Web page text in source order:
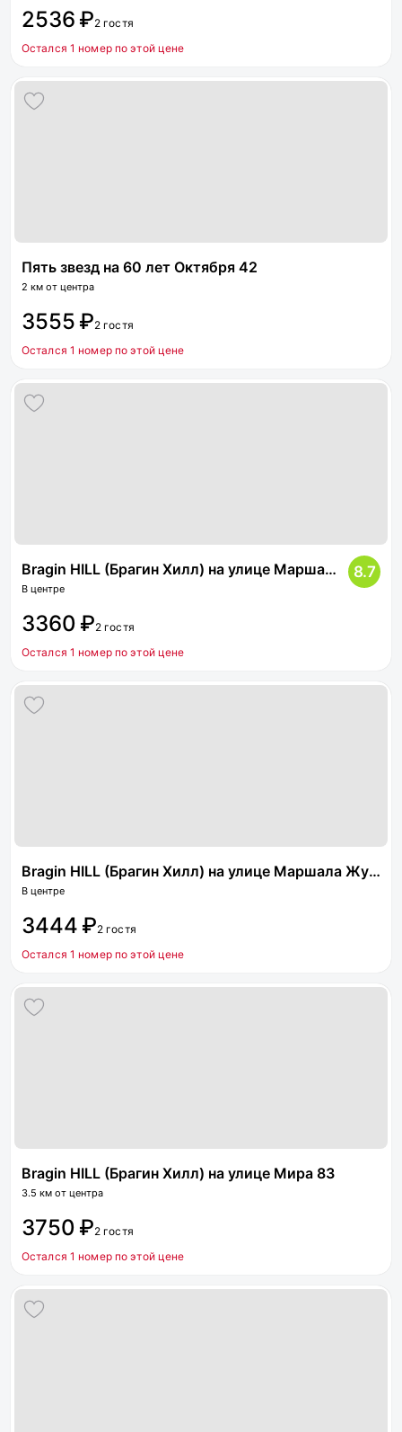
2536 ₽2 гостя
Остался 1 номер по этой цене
Пять звезд на 60 лет Октября 42
2 км от центра
3555 ₽2 гостя
Остался 1 номер по этой цене
Bragin HILL (Брагин Хилл) на улице Маршала Жукова 20
В центре
8.7
3360 ₽2 гостя
Остался 1 номер по этой цене
Bragin HILL (Брагин Хилл) на улице Маршала Жукова 40А
В центре
3444 ₽2 гостя
Остался 1 номер по этой цене
Bragin HILL (Брагин Хилл) на улице Мира 83
3.5 км от центра
3750 ₽2 гостя
Остался 1 номер по этой цене